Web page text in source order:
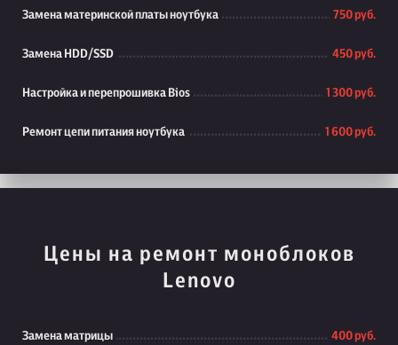
Замена материнской платы ноутбука 750 руб.
Замена HDD/SSD 450 руб.
Настройка и перепрошивка Bios 1 300 руб.
Ремонт цепи питания ноутбука 1 600 руб.
Цены на ремонт моноблоков
Lenovo
Замена матрицы 400 руб.